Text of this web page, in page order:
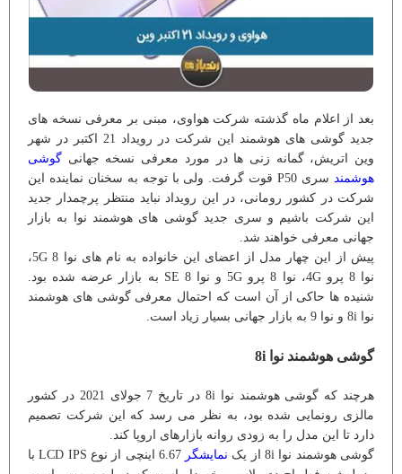
بعد از اعلام ماه گذشته شرکت هواوی، مبنی بر معرفی نسخه های
جدید گوشی های هوشمند این شرکت در رویداد 21 اکتبر در شهر
وین اتریش، گمانه زنی ها در مورد معرفی نسخه جهانی گوشی
هوشمند
سری P50 قوت گرفت. ولی با توجه به سخنان نماینده این
شرکت در کشور رومانی، در این رویداد نباید منتظر پرچمدار جدید
این شرکت باشیم و سری جدید گوشی های هوشمند نوا به بازار
جهانی معرفی خواهند شد.
پیش از این چهار مدل از اعضای این خانواده به نام های نوا 5G 8،
نوا 8 پرو 4G، نوا 8 پرو 5G و نوا SE 8 به بازار عرضه شده بود.
شنیده ها حاکی از آن است که احتمال معرفی گوشی های هوشمند
نوا 8i و نوا 9 به بازار جهانی بسیار زیاد است.
گوشی هوشمند نوا 8i
هرچند که گوشی هوشمند نوا 8i در تاریخ 7 جولای 2021 در کشور
مالزی رونمایی شده بود، به نظر می رسد که این شرکت تصمیم
دارد تا این مدل را به زودی روانه بازارهای اروپا کند.
گوشی هوشمند نوا 8i از یک
نمایشگر
6.67 اینچی از نوع LCD IPS با